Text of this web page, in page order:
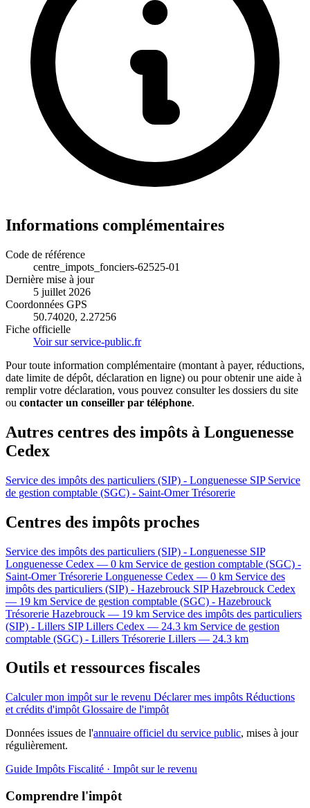
Informations complémentaires
Code de référence
centre_impots_fonciers-62525-01
Dernière mise à jour
5 juillet 2026
Coordonnées GPS
50.74020, 2.27256
Fiche officielle
Voir sur service-public.fr
Pour toute information complémentaire (montant à payer, réductions,
date limite de dépôt, déclaration en ligne) ou pour obtenir une aide à
remplir votre déclaration, vous pouvez consulter les dossiers du site
ou contacter un conseiller par téléphone.
Autres centres des impôts à Longuenesse
Cedex
Service des impôts des particuliers (SIP) - Longuenesse SIP Service
de gestion comptable (SGC) - Saint-Omer Trésorerie
Centres des impôts proches
Service des impôts des particuliers (SIP) - Longuenesse SIP
Longuenesse Cedex — 0 km Service de gestion comptable (SGC) -
Saint-Omer Trésorerie Longuenesse Cedex — 0 km Service des
impôts des particuliers (SIP) - Hazebrouck SIP Hazebrouck Cedex
— 19 km Service de gestion comptable (SGC) - Hazebrouck
Trésorerie Hazebrouck — 19 km Service des impôts des particuliers
(SIP) - Lillers SIP Lillers Cedex — 24.3 km Service de gestion
comptable (SGC) - Lillers Trésorerie Lillers — 24.3 km
Outils et ressources fiscales
Calculer mon impôt sur le revenu Déclarer mes impôts Réductions
et crédits d'impôt Glossaire de l'impôt
Données issues de l'annuaire officiel du service public, mises à jour
régulièrement.
Guide Impôts Fiscalité · Impôt sur le revenu
Comprendre l'impôt